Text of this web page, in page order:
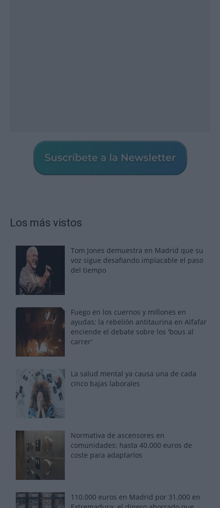
Los más vistos
Tom Jones demuestra en Madrid que su
voz sigue desafiando implacable el paso
del tiempo
Fuego en los cuernos y millones en
ayudas: la rebelión antitaurina en Alfafar
enciende el debate sobre los 'bous al
carrer'
La salud mental ya causa una de cada
cinco bajas laborales
Normativa de ascensores en
comunidades: hasta 40.000 euros de
coste para adaptarlos
110.000 euros en Madrid por 31.000 en